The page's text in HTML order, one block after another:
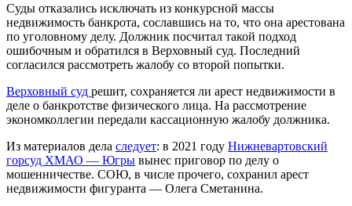
Суды отказались исключать из конкурсной массы
недвижимость банкрота, сославшись на то, что она арестована
по уголовному делу. Должник посчитал такой подход
ошибочным и обратился в Верховный суд. Последний
согласился рассмотреть жалобу со второй попытки.
Верховный суд решит, сохраняется ли арест недвижимости в
деле о банкротстве физического лица. На рассмотрение
экономколлегии передали кассационную жалобу должника.
Из материалов дела следует: в 2021 году Нижневартовский
горсуд ХМАО — Югры вынес приговор по делу о
мошенничестве. СОЮ, в числе прочего, сохранил арест
недвижимости фигуранта — Олега Сметанина.